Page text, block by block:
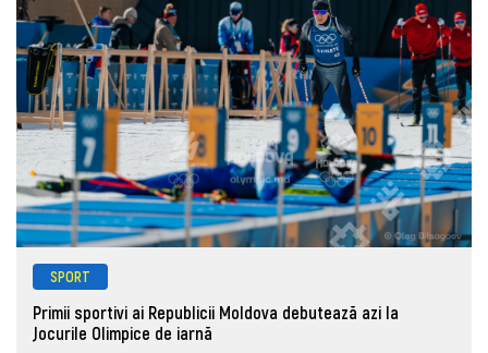
SPORT
Primii sportivi ai Republicii Moldova debutează azi la
Jocurile Olimpice de iarnă